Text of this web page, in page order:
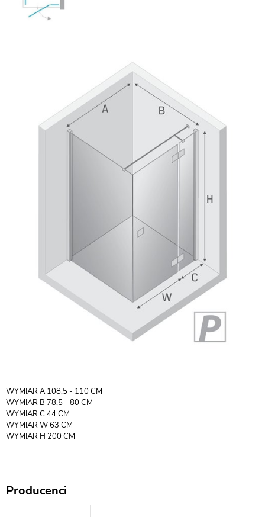
WYMIAR A 108,5 - 110 CM
WYMIAR B 78,5 - 80 CM
WYMIAR C 44 CM
WYMIAR W 63 CM
WYMIAR H 200 CM
Producenci